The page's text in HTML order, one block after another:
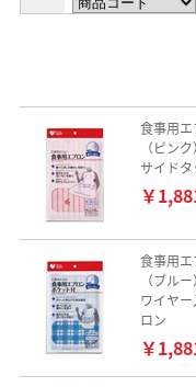
食事用
（ピンク）
サイド
￥
食事用
（ブルー）
ワイヤ
ロン
￥